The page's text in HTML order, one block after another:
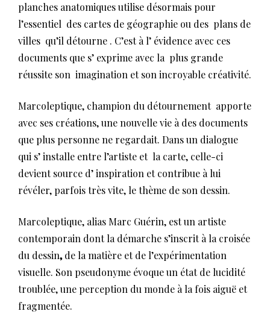
planches anatomiques utilise désormais pour
l’essentiel des cartes de géographie ou des plans de
villes qu’il détourne . C’est à l’ évidence avec ces
documents que s’ exprime avec la plus grande
réussite son imagination et son incroyable créativité.
Marcoleptique, champion du détournement apporte
avec ses créations, une nouvelle vie à des documents
que plus personne ne regardait. Dans un dialogue
qui s’ installe entre l’artiste et la carte, celle-ci
devient source d’ inspiration et contribue à lui
révéler, parfois très vite, le thème de son dessin.
Marcoleptique, alias Marc Guérin, est un artiste
contemporain dont la démarche s’inscrit à la croisée
du dessin, de la matière et de l’expérimentation
visuelle. Son pseudonyme évoque un état de lucidité
troublée, une perception du monde à la fois aiguë et
fragmentée.